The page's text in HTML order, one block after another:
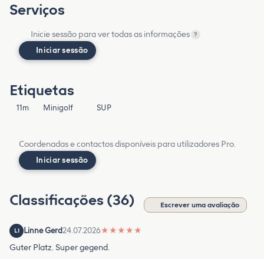
Serviços
Inicie sessão para ver todas as informações ?
Iniciar sessão
Etiquetas
11m Minigolf SUP
Coordenadas e contactos disponíveis para utilizadores Pro.
Iniciar sessão
Classificações (36) Escrever uma avaliação
LI Linne Gerd24.07.2026★ ★ ★ ★ ★
Guter Platz. Super gegend.